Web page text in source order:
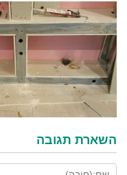
השארת תגובה